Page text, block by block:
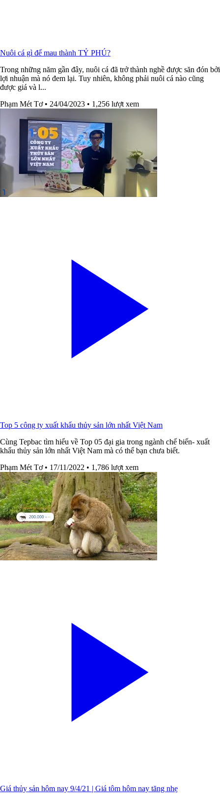
Nuôi cá gì để mau thành TỶ PHÚ?
Trong những năm gần đây, nuôi cá đã trở thành nghề được săn đón bởi
lợi nhuận mà nó đem lại. Tuy nhiên, không phải nuôi cá nào cũng
được giá và l...
Phạm Mét Tơ • 24/04/2023 • 1,256 lượt xem
Top 5 công ty xuất khẩu thủy sản lớn nhất Việt Nam
Cùng Tepbac tìm hiểu về Top 05 đại gia trong ngành chế biến- xuất
khẩu thủy sản lớn nhất Việt Nam mà có thể bạn chưa biết.
Phạm Mét Tơ • 17/11/2022 • 1,786 lượt xem
Giá thủy sản hôm nay 9/4/21 | Giá tôm hôm nay tăng nhẹ